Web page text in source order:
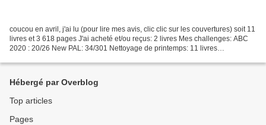
coucou en avril, j'ai lu (pour lire mes avis, clic clic sur les couvertures) soit 11
livres et 3 618 pages J'ai acheté et/ou reçus: 2 livres Mes challenges: ABC
2020 : 20/26 New PAL: 34/301 Nettoyage de printemps: 11 livres
Hébergé par Overblog
Top articles
Pages